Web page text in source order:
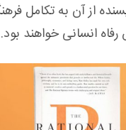
از آن به ‌تکامل
رفاه انسانی خواهند بود.